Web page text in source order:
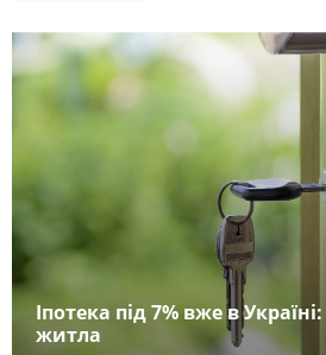
Іпотека під 7% вже в
житла